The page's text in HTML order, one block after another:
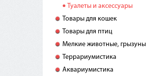
Туалеты и аксессуары
Товары для кошек
Товары для птиц
Мелкие животные, грызуны
Террариумистика
Аквариумистика